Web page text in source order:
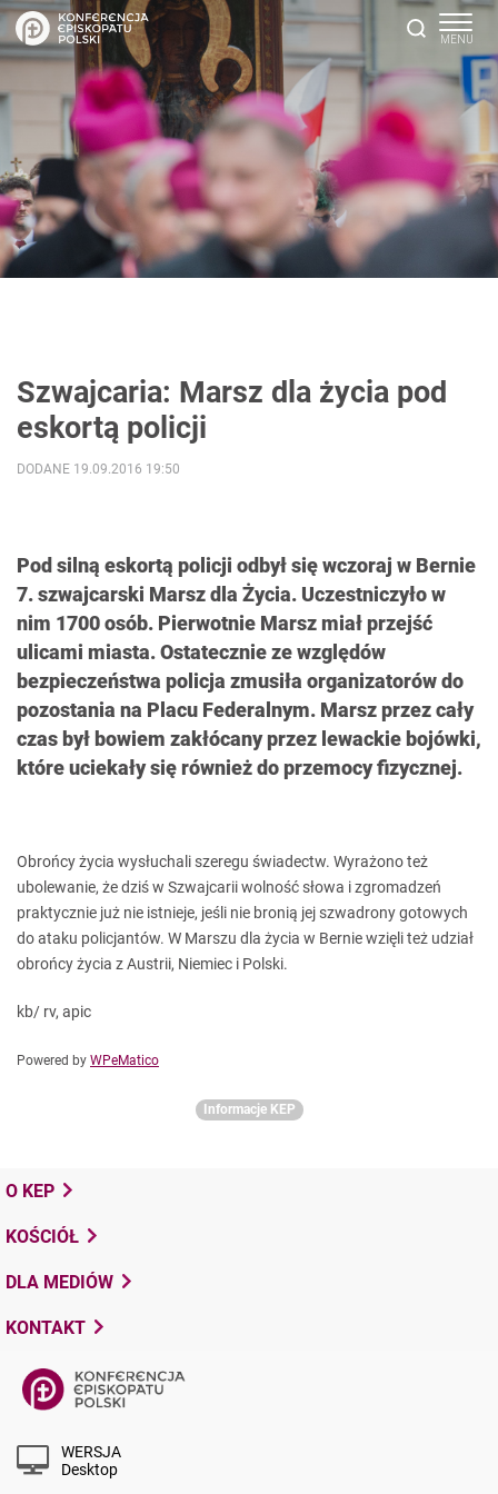
Szwajcaria: Marsz dla życia pod
eskortą policji
Pod silną eskortą policji odbył się wczoraj w Bernie
7. szwajcarski Marsz dla Życia. Uczestniczyło w
nim 1700 osób. Pierwotnie Marsz miał przejść
ulicami miasta. Ostatecznie ze względów
bezpieczeństwa policja zmusiła organizatorów do
pozostania na Placu Federalnym. Marsz przez cały
czas był bowiem zakłócany przez lewackie bojówki,
które uciekały się również do przemocy fizycznej.
DODANE 19.09.2016 19:50
Obrońcy życia wysłuchali szeregu świadectw. Wyrażono też
ubolewanie, że dziś w Szwajcarii wolność słowa i zgromadzeń
praktycznie już nie istnieje, jeśli nie bronią jej szwadrony gotowych
do ataku policjantów. W Marszu dla życia w Bernie wzięli też udział
obrońcy życia z Austrii, Niemiec i Polski.
kb/ rv, apic
Powered by WPeMatico
Informacje KEP
O KEP
KOŚCIÓŁ
DLA MEDIÓW
KONTAKT
WERSJA
Desktop